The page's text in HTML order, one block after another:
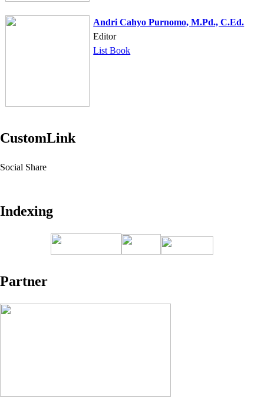
Andri Cahyo Purnomo, M.Pd., C.Ed.
Editor
List Book
CustomLink
Social Share
Indexing
Partner